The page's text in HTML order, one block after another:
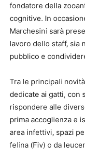
fondatore della
cognitive. In
Marchesini sarà
lavoro dello staff, sia
pubblico e
Tra le principali
dedicate ai gatti, con
rispondere alle
prima accoglienza e
area infettivi, spazi
felina (Fiv) o da